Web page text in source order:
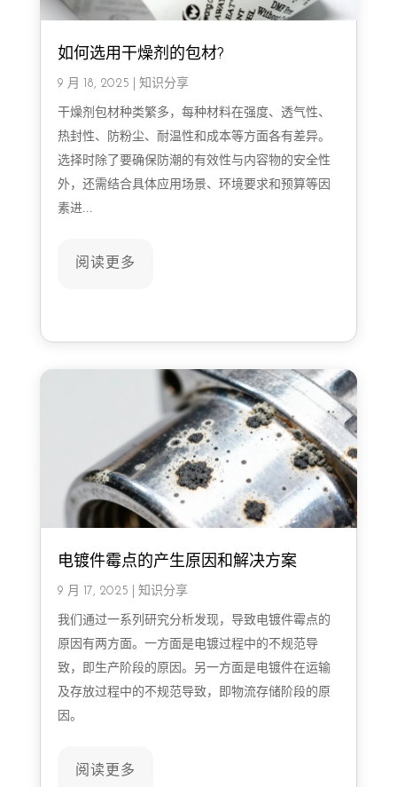
如何选用干燥剂的包材?
9 月 18, 2025 知识分享
干燥剂包材种类繁多，每种材料在强度、透气性、
热封性、防粉尘、耐温性和成本等方面各有差异。
选择时除了要确保防潮的有效性与内容物的安全性
外，还需结合具体应用场景、环境要求和预算等因
素进…
阅读更多
电镀件霉点的产生原因和解决方案
9 月 17, 2025 知识分享
我们通过一系列研究分析发现，导致电镀件霉点的
原因有两方面。一方面是电镀过程中的不规范导
致，即生产阶段的原因。另一方面是电镀件在运输
及存放过程中的不规范导致，即物流存储阶段的原
因。
阅读更多